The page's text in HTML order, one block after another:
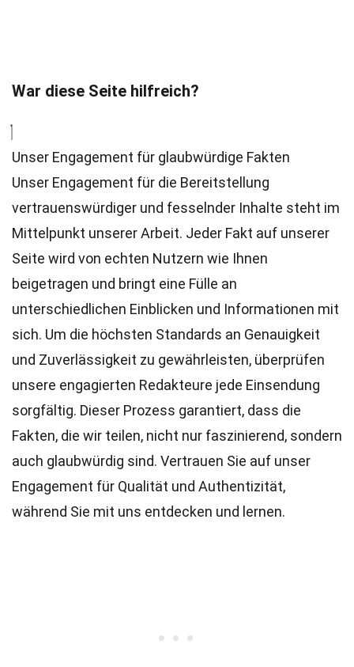
War diese Seite hilfreich?
Unser Engagement für glaubwürdige Fakten
Unser Engagement für die Bereitstellung
vertrauenswürdiger und fesselnder Inhalte steht im
Mittelpunkt unserer Arbeit. Jeder Fakt auf unserer
Seite wird von echten Nutzern wie Ihnen
beigetragen und bringt eine Fülle an
unterschiedlichen Einblicken und Informationen mit
sich. Um die höchsten Standards an Genauigkeit
und Zuverlässigkeit zu gewährleisten, überprüfen
unsere engagierten Redakteure jede Einsendung
sorgfältig. Dieser Prozess garantiert, dass die
Fakten, die wir teilen, nicht nur faszinierend, sondern
auch glaubwürdig sind. Vertrauen Sie auf unser
Engagement für Qualität und Authentizität,
während Sie mit uns entdecken und lernen.